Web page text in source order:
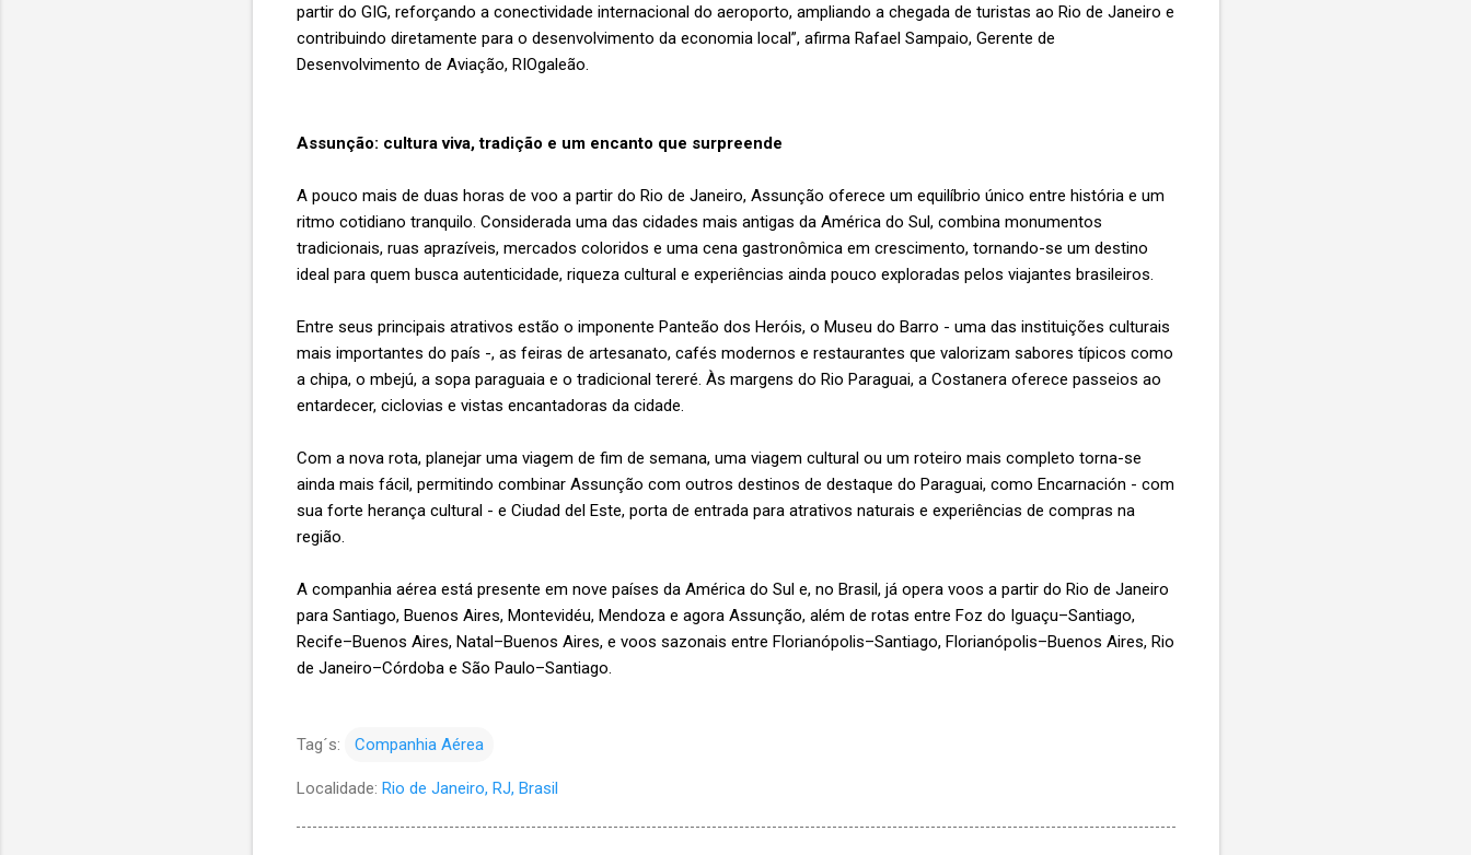
partir do GIG, reforçando a conectividade internacional do aeroporto, ampliando a chegada de turistas ao Rio de Janeiro e
contribuindo diretamente para o desenvolvimento da economia local”, afirma Rafael Sampaio, Gerente de
Desenvolvimento de Aviação, RIOgaleão.
Assunção: cultura viva, tradição e um encanto que surpreende
A pouco mais de duas horas de voo a partir do Rio de Janeiro, Assunção oferece um equilíbrio único entre história e um
ritmo cotidiano tranquilo. Considerada uma das cidades mais antigas da América do Sul, combina monumentos
tradicionais, ruas aprazíveis, mercados coloridos e uma cena gastronômica em crescimento, tornando-se um destino
ideal para quem busca autenticidade, riqueza cultural e experiências ainda pouco exploradas pelos viajantes brasileiros.
Entre seus principais atrativos estão o imponente Panteão dos Heróis, o Museu do Barro - uma das instituições culturais
mais importantes do país -, as feiras de artesanato, cafés modernos e restaurantes que valorizam sabores típicos como
a chipa, o mbejú, a sopa paraguaia e o tradicional tereré. Às margens do Rio Paraguai, a Costanera oferece passeios ao
entardecer, ciclovias e vistas encantadoras da cidade.
Com a nova rota, planejar uma viagem de fim de semana, uma viagem cultural ou um roteiro mais completo torna-se
ainda mais fácil, permitindo combinar Assunção com outros destinos de destaque do Paraguai, como Encarnación - com
sua forte herança cultural - e Ciudad del Este, porta de entrada para atrativos naturais e experiências de compras na
região.
A companhia aérea está presente em nove países da América do Sul e, no Brasil, já opera voos a partir do Rio de Janeiro
para Santiago, Buenos Aires, Montevidéu, Mendoza e agora Assunção, além de rotas entre Foz do Iguaçu–Santiago,
Recife–Buenos Aires, Natal–Buenos Aires, e voos sazonais entre Florianópolis–Santiago, Florianópolis–Buenos Aires, Rio
de Janeiro–Córdoba e São Paulo–Santiago.
Tag´s: Companhia Aérea
Localidade: Rio de Janeiro, RJ, Brasil